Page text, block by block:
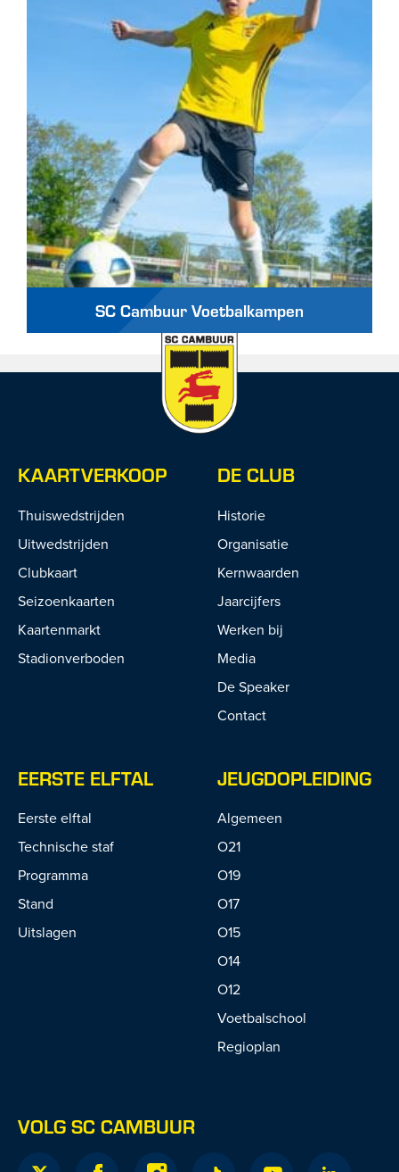
SC Cambuur Voetbalkampen
KAARTVERKOOP
Thuiswedstrijden
Uitwedstrijden
Clubkaart
Seizoenkaarten
Kaartenmarkt
Stadionverboden
DE CLUB
Historie
Organisatie
Kernwaarden
Jaarcijfers
Werken bij
Media
De Speaker
Contact
EERSTE ELFTAL
Eerste elftal
Technische staf
Programma
Stand
Uitslagen
JEUGDOPLEIDING
Algemeen
O21
O19
O17
O15
O14
O12
Voetbalschool
Regioplan
VOLG SC CAMBUUR